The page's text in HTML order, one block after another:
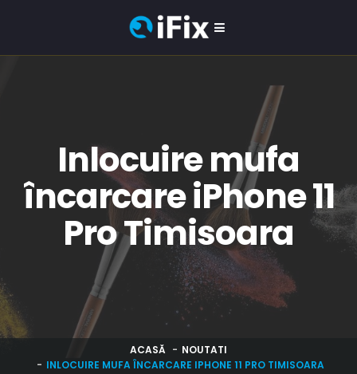
Inlocuire mufa
încarcare iPhone 11
Pro Timisoara
ACASĂ
NOUTATI
INLOCUIRE MUFA ÎNCARCARE IPHONE 11 PRO TIMISOARA